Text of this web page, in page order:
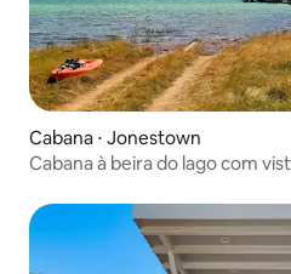
Cabana ⋅ Jonestown
Cabana à beira do lago com